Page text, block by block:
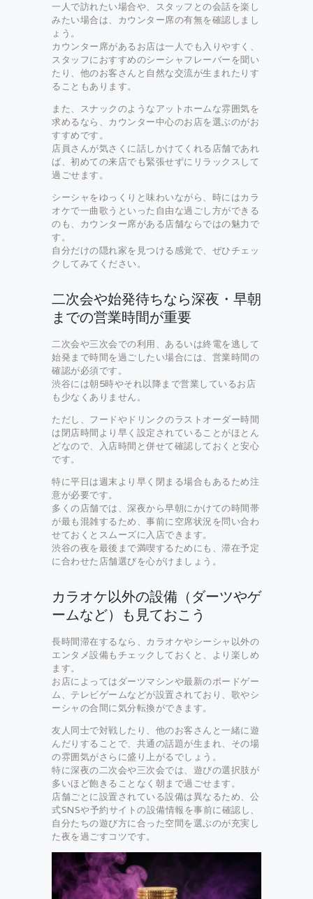
一人で訪れたい場合や、スタッフとの会話を楽し
みたい場合は、カウンター席の有無を確認しまし
ょう。
カウンター席があるお店は一人でも入りやすく、
スタッフにおすすめのシーシャフレーバーを聞い
たり、他のお客さんと自然な交流が生まれたりす
ることもあります。
また、スナックのようなアットホームな雰囲気を
求めるなら、カウンター中心のお店を選ぶのがお
すすめです。
店員さんが気さくに話しかけてくれる店舗であれ
ば、初めての来店でも緊張せずにリラックスして
過ごせます。
シーシャをゆっくりと味わいながら、時にはカラ
オケで一曲歌うといった自由な過ごし方ができる
のも、カウンター席がある店舗ならではの魅力で
す。
自分だけの隠れ家を見つける感覚で、ぜひチェッ
クしてみてください。
二次会や始発待ちなら深夜・早朝
までの営業時間が重要
二次会や三次会での利用、あるいは終電を逃して
始発まで時間を過ごしたい場合には、営業時間の
確認が必須です。
渋谷には朝5時やそれ以降まで営業しているお店
も少なくありません。
ただし、フードやドリンクのラストオーダー時間
は閉店時間より早く設定されていることがほとん
どなので、入店時間と併せて確認しておくと安心
です。
特に平日は週末より早く閉まる場合もあるため注
意が必要です。
多くの店舗では、深夜から早朝にかけての時間帯
が最も混雑するため、事前に空席状況を問い合わ
せておくとスムーズに入店できます。
渋谷の夜を最後まで満喫するためにも、滞在予定
に合わせた店舗選びを心がけましょう。
カラオケ以外の設備（ダーツやゲ
ームなど）も見ておこう
長時間滞在するなら、カラオケやシーシャ以外の
エンタメ設備もチェックしておくと、より楽しめ
ます。
お店によってはダーツマシンや最新のボードゲー
ム、テレビゲームなどが設置されており、歌やシ
ーシャの合間に気分転換ができます。
友人同士で対戦したり、他のお客さんと一緒に遊
んだりすることで、共通の話題が生まれ、その場
の雰囲気がさらに盛り上がるでしょう。
特に深夜の二次会や三次会では、遊びの選択肢が
多いほど飽きることなく朝まで過ごせます。
店舗ごとに設置されている設備は異なるため、公
式SNSや予約サイトの設備情報を事前に確認し、
自分たちの遊び方に合った空間を選ぶのが充実し
た夜を過ごすコツです。